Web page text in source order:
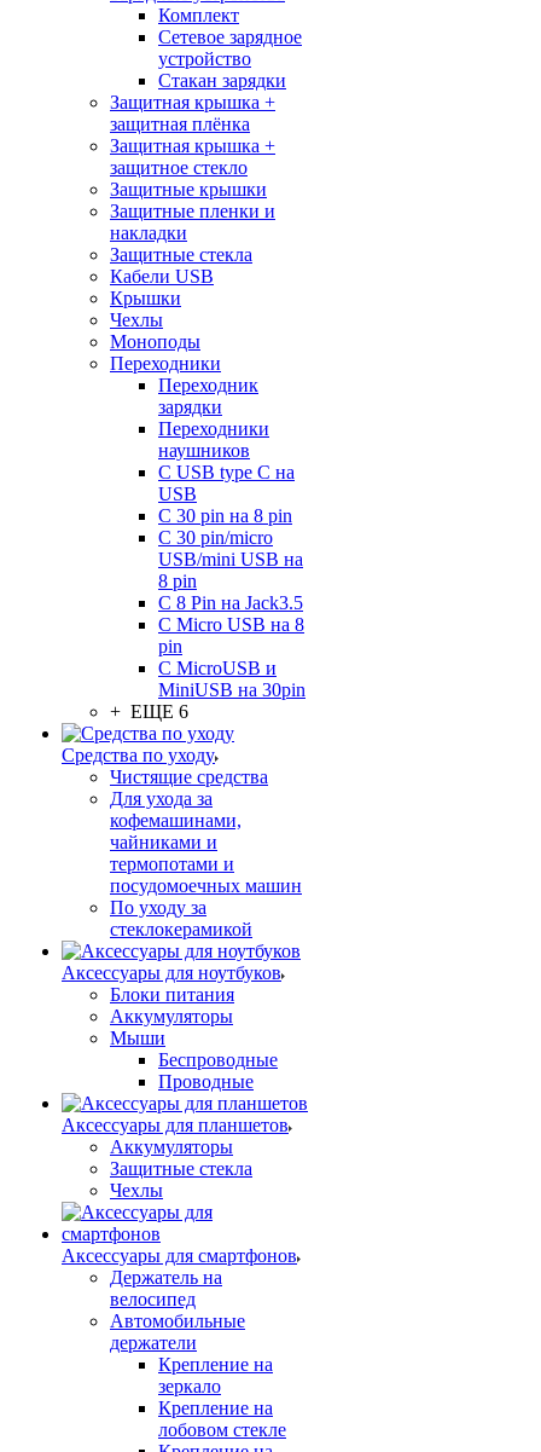
Комплект
Сетевое зарядное
устройство
Стакан зарядки
Защитная крышка +
защитная плёнка
Защитная крышка +
защитное стекло
Защитные крышки
Защитные пленки и
накладки
Защитные стекла
Кабели USB
Крышки
Чехлы
Моноподы
Переходники
Переходник
зарядки
Переходники
наушников
С USB type C на
USB
С 30 pin на 8 pin
С 30 pin/micro
USB/mini USB на
8 pin
С 8 Pin на Jack3.5
С Micro USB на 8
pin
С MicroUSB и
MiniUSB на 30pin
+ ЕЩЕ 6
Средства по уходу
Чистящие средства
Для ухода за
кофемашинами,
чайниками и
термопотами и
посудомоечных машин
По уходу за
стеклокерамикой
Аксессуары для ноутбуков
Блоки питания
Аккумуляторы
Мыши
Беспроводные
Проводные
Аксессуары для планшетов
Аккумуляторы
Защитные стекла
Чехлы
Аксессуары для смартфонов
Держатель на
велосипед
Автомобильные
держатели
Крепление на
зеркало
Крепление на
лобовом стекле